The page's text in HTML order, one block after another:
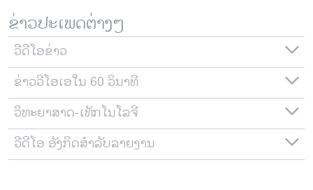
ຂ່າວປະເພດຕ່າງໆ
ວີດີໂອຂ່າວ
ຂ່າວວີໂອເອໃນ 60 ວິນາທີ
ວິທະຍາສາດ-ເທັກໂນໂລຈີ
ວີດີໂອ ອັງກິດສຳລັບລາຍງານ